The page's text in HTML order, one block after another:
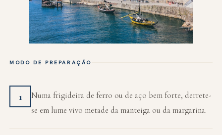
MODO DE PREPARAÇÃO
1
Numa frigideira de ferro ou de aço bem forte, derrete-
se em lume vivo metade da manteiga ou da margarina.